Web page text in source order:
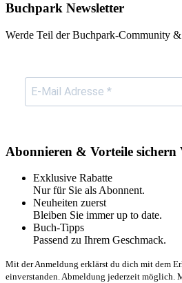
Buchpark Newsletter
Werde Teil der Buchpark-Community
Abonnieren & Vorteile sichern
Exklusive Rabatte
Nur für Sie als Abonnent.
Neuheiten zuerst
Bleiben Sie immer up to date.
Buch-Tipps
Passend zu Ihrem Geschmack.
Mit der Anmeldung erklärst du dich mit dem
einverstanden. Abmeldung jederzeit möglich.